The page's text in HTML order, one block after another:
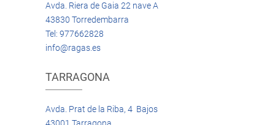
Avda. Riera de Gaia 22 nave A
43830 Torredembarra
Tel: 977662828
info@ragas.es
TARRAGONA
Avda. Prat de la Riba, 4 Bajos